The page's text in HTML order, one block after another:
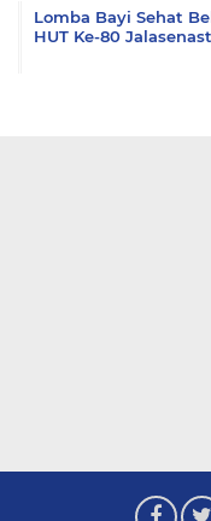
Lomba Bayi Sehat
HUT Ke-80